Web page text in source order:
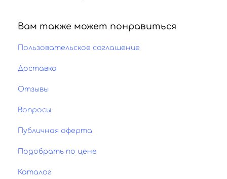
Вам также может понравиться
Пользовательское соглашение
Доставка
Отзывы
Вопросы
Публичная оферта
Подобрать по цене
Каталог